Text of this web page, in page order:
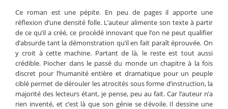
Ce roman est une pépite. En peu de pages il apporte une
réflexion d’une densité folle. L’auteur alimente son texte à partir
de ce qu’il a créé, ce procédé innovant que l’on ne peut qualifier
d’absurde tant la démonstration qu’il en fait paraît éprouvée. On
y croit à cette machine. Partant de là, le reste est tout aussi
crédible. Piocher dans le passé du monde un chapitre à la fois
discret pour l’humanité entière et dramatique pour un peuple
ciblé permet de dérouler les atrocités sous forme d’instruction, la
majorité des lecteurs étant, je pense, peu au fait. Car l’auteur n’a
rien inventé, et c’est là que son génie se dévoile. Il dessine une